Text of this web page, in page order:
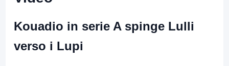
Kouadio in serie A spinge Lulli
verso i Lupi